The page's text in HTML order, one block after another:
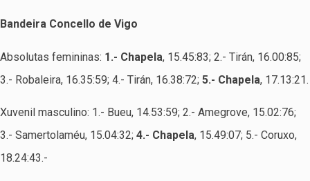
Bandeira Concello de Vigo
Absolutas femininas: 1.- Chapela, 15.45:83; 2.- Tirán, 16.00:85;
3.- Robaleira, 16.35:59; 4.- Tirán, 16.38:72; 5.- Chapela, 17.13:21.
Xuvenil masculino: 1.- Bueu, 14.53:59; 2.- Amegrove, 15.02:76;
3.- Samertolaméu, 15.04:32; 4.- Chapela, 15.49:07; 5.- Coruxo,
18.24:43.-